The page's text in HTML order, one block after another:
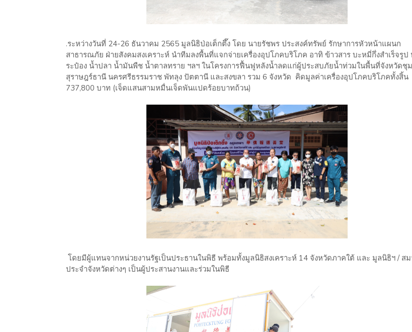
.ระหว่างวันที่ 24-26 ธันวาคม 2565 มูลนิธิป่อเต็กตึ๊ง โดย นายรัชพร ประสงค์ทรัพย์ รักษาการหัวหน้าแผนก
สาธารณภัย ฝ่ายสังคมสงเคราะห์ นำทีมลงพื้นที่แจกจ่ายเครื่องอุปโภคบริโภค อาทิ ข้าวสาร บะหมี่กึ่งสำเร็จรูป
ระป๋อง น้ำปลา น้ำมันพืช น้ำตาลทราย ฯลฯ ในโครงการฟื้นฟูหลังน้ำลดแก่ผู้ประสบภัยน้ำท่วมในพื้นที่จังหวัดชุ
สุราษฎร์ธานี นครศรีธรรมราช พัทลุง ปัตตานี และสงขลา รวม 6 จังหวัด คิดมูลค่าเครื่องอุปโภคบริโภคทั้งสิ้น
737,800 บาท (เจ็ดแสนสามหมื่นเจ็ดพันแปดร้อยบาทถ้วน)
โดยมีผู้แทนจากหน่วยงานรัฐเป็นประธานในพิธี พร้อมทั้งมูลนิธิสงเคราะห์ 14 จังหวัดภาคใต้ และ มูลนิธิฯ / ส
ประจำจังหวัดต่างๆ เป็นผู้ประสานงานและร่วมในพิธี